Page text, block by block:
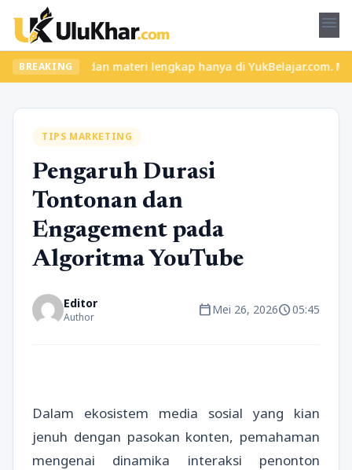
menu
BREAKING
seru dan materi lengkap hanya di YukBelajar.com. Mulai
TIPS MARKETING
Pengaruh Durasi
Tontonan dan
Engagement pada
Algoritma YouTube
Editor
Author calendar_todayMei 26, 2026schedule05:45
Dalam ekosistem media sosial yang kian
jenuh dengan pasokan konten, pemahaman
mengenai dinamika interaksi penonton